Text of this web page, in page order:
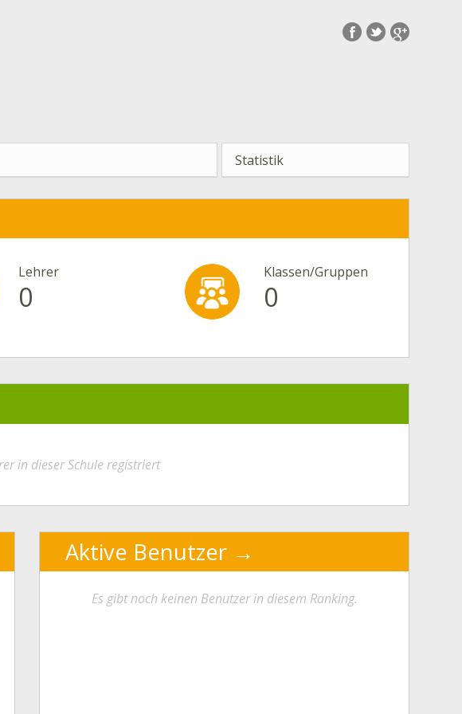
Statistik
Lehrer
0
Klassen/Gruppen
0
in dieser Schule registriert
Aktive Benutzer
Es gibt noch keinen Benutzer in diesem Ranking.